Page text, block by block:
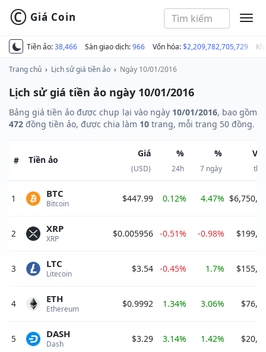
Tiền ảo:38,466 Sàn giao dịch:966 Vốn hóa:$2,209,782,705,729
© Giá Coin
Trang chủ › Lịch sử giá tiền ảo › Ngày 10/01/2016
Lịch sử giá tiền ảo ngày 10/01/2016
Bảng giá tiền ảo được chụp lại vào ngày 10/01/2016, bao gồm
472 đồng tiền ảo, được chia làm 10 trang, mỗi trang 50 đồng.
# Tiền ảo
Giá
(USD)
%
24h
%
7 ngày thị
1 Bitcoin
BTC $447.99 0.12% 4.47%
2 XRP
XRP $0.005956 -0.51% -0.98%
3 Litecoin
LTC $3.54 -0.45% 1.7%
4 Ethereum
ETH $0.9992 1.34% 3.06%
5 Dash
DASH $3.29 3.14% 1.42%